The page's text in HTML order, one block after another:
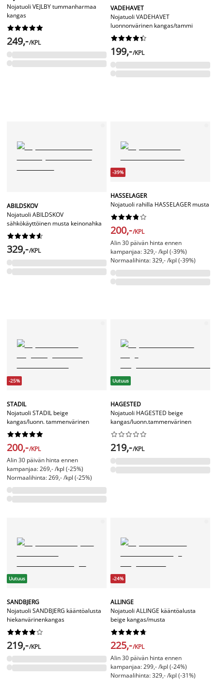
Nojatuoli VEJLBY tummanharmaa
kangas






249,-/KPL
VADEHAVET
Nojatuoli VADEHAVET
luonnonvärinen kangas/tammi






199,-/KPL
ABILDSKOV
Nojatuoli ABILDSKOV
sähkökäyttöinen musta keinonahka






329,-/KPL
-39%
HASSELAGER
Nojatuoli rahilla HASSELAGER musta






200,-/KPL
Alin 30 päivän hinta ennen
kampanjaa: 329,- /kpl (-39%)
Normaalihinta: 329,- /kpl (-39%)
-25%
STADIL
Nojatuoli STADIL beige
kangas/luonn. tammenvärinen






200,-/KPL
Alin 30 päivän hinta ennen
kampanjaa: 269,- /kpl (-25%)
Normaalihinta: 269,- /kpl (-25%)
Uutuus
HAGESTED
Nojatuoli HAGESTED beige
kangas/luonn.tammenvärinen






219,-/KPL
Uutuus
SANDBJERG
Nojatuoli SANDBJERG kääntöalusta
hiekanvärinenkangas






219,-/KPL
-24%
ALLINGE
Nojatuoli ALLINGE kääntöalusta
beige kangas/musta






225,-/KPL
Alin 30 päivän hinta ennen
kampanjaa: 299,- /kpl (-24%)
Normaalihinta: 329,- /kpl (-31%)